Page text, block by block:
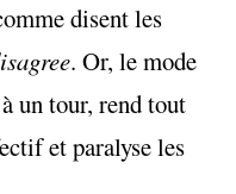
disent les
. Or, le mode
un tour, rend tout
et paralyse les